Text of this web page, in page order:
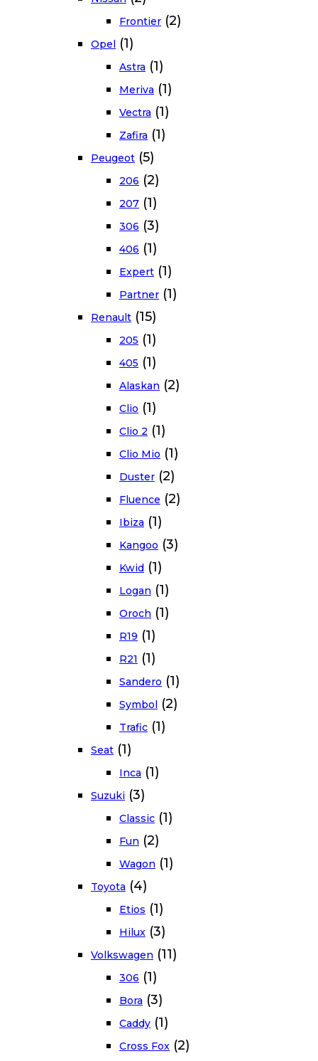
Frontier (2)
Opel (1)
Astra (1)
Meriva (1)
Vectra (1)
Zafira (1)
Peugeot (5)
206 (2)
207 (1)
306 (3)
406 (1)
Expert (1)
Partner (1)
Renault (15)
205 (1)
405 (1)
Alaskan (2)
Clio (1)
Clio 2 (1)
Clio Mio (1)
Duster (2)
Fluence (2)
Ibiza (1)
Kangoo (3)
Kwid (1)
Logan (1)
Oroch (1)
R19 (1)
R21 (1)
Sandero (1)
Symbol (2)
Trafic (1)
Seat (1)
Inca (1)
Suzuki (3)
Classic (1)
Fun (2)
Wagon (1)
Toyota (4)
Etios (1)
Hilux (3)
Volkswagen (11)
306 (1)
Bora (3)
Caddy (1)
Cross Fox (2)